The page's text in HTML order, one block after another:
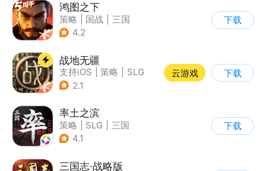
鸿图之下
策略 国战
三国
| 中国风
4.2
下载
战地无疆
支持iOS 策略
SLG
| 三国
2.1
云游戏 下载
率土之滨
策略 SLG
三国
| 中国风
4.1
下载
三国志·战略版